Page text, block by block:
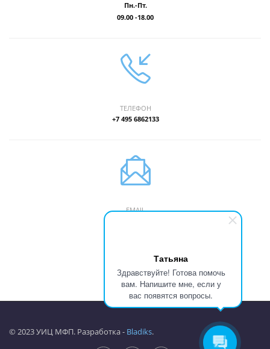
Татьяна
Здравствуйте! Готова помочь
вам. Напишите мне, если у
вас появятся вопросы.
Пн.-Пт.
09.00 -18.00
ТЕЛЕФОН
+7 495 6862133
EMAIL
© 2023 УИЦ МФП. Разработка - Bladiks.